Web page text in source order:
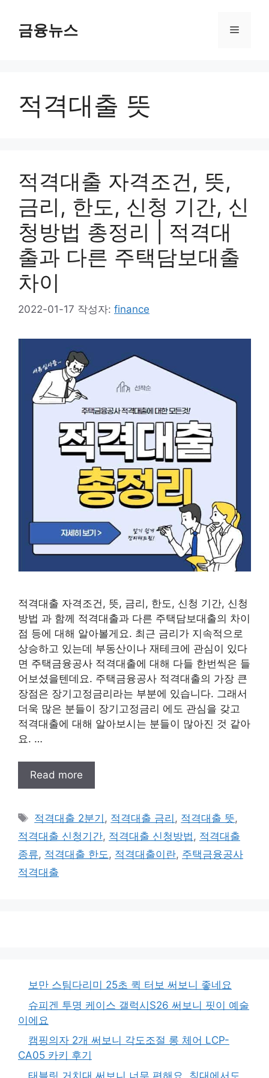
금융뉴스 메
적격대출 뜻
적격대출 자격조건, 뜻,
금리, 한도, 신청 기간, 신
청방법 총정리 | 적격대
출과 다른 주택담보대출
차이
2022-01-17 작성자: finance
적격대출 자격조건, 뜻, 금리, 한도, 신청 기간, 신청
방법 과 함께 적격대출과 다른 주택담보대출의 차이
점 등에 대해 알아볼게요. 최근 금리가 지속적으로
상승하고 있는데 부동산이나 재테크에 관심이 있다
면 주택금융공사 적격대출에 대해 다들 한번씩은 들
어보셨을텐데요. 주택금융공사 적격대출의 가장 큰
장점은 장기고정금리라는 부분에 있습니다. 그래서
더욱 많은 분들이 장기고정금리 에도 관심을 갖고
적격대출에 대해 알아보시는 분들이 많아진 것 같아
요. …
Read more
태
그
적격대출 2분기 , 적격대출 금리 , 적격대출 뜻,
적격대출 신청기간, 적격대출 신청방법, 적격대출
종류, 적격대출 한도, 적격대출이란, 주택금융공사
적격대출
보만 스팀다리미 25초 퀵 터보 써보니 좋네요
슈피겐 투명 케이스 갤럭시S26 써보니 핏이 예술
이에요
캠핑의자 2개 써보니 각도조절 롱 체어 LCP-
CA05 카키 후기
태블릿 거치대 써보니 너무 편해요, 침대에서도